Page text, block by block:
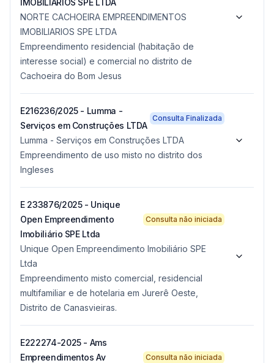
IMOBILIARIOS SPE LTDA
NORTE CACHOEIRA EMPREENDIMENTOS
IMOBILIARIOS SPE LTDA
Empreendimento residencial (habitação de
interesse social) e comercial no distrito de
Cachoeira do Bom Jesus
E216236/2025 - Lumma -
Serviços em Construções LTDA
Consulta Finalizada
Lumma - Serviços em Construções LTDA
Empreendimento de uso misto no distrito dos
Ingleses
E 233876/2025 - Unique
Open Empreendimento
Imobiliário SPE Ltda
Consulta não iniciada
Unique Open Empreendimento Imobiliário SPE
Ltda
Empreendimento misto comercial, residencial
multifamiliar e de hotelaria em Jurerê Oeste,
Distrito de Canasvieiras.
E222274-2025 - Ams
Empreendimentos Av
Consulta não iniciada